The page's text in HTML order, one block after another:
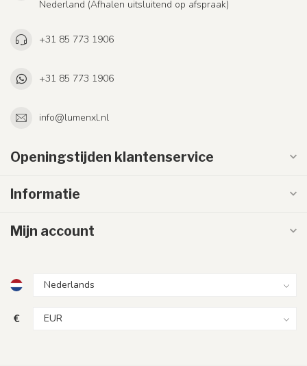
Nederland (Afhalen uitsluitend op afspraak)
+31 85 773 1906
+31 85 773 1906
info@lumenxl.nl
Openingstijden klantenservice
Informatie
Mijn account
€